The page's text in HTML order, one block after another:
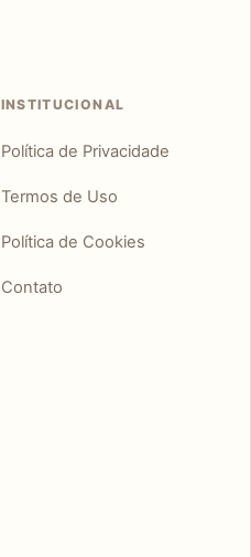
INSTITUCIONAL
Política de Privacidade
Termos de Uso
Política de Cookies
Contato